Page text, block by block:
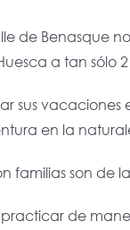
de Benasque
a tan sólo
sus vacaciones
en la
familias son
de